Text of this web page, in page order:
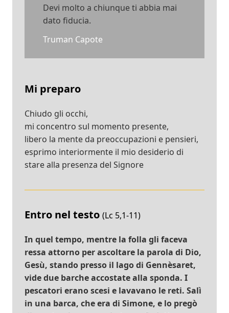
Devi molto a chiunque ti abbia mai
dato fiducia.
Truman Capote
Mi preparo
Chiudo gli occhi,
mi concentro sul momento presente,
libero la mente da preoccupazioni e pensieri,
esprimo interiormente il mio desiderio di
stare alla presenza del Signore
Entro nel testo (Lc 5,1-11)
In quel tempo, mentre la folla gli faceva
ressa attorno per ascoltare la parola di Dio,
Gesù, stando presso il lago di Gennèsaret,
vide due barche accostate alla sponda. I
pescatori erano scesi e lavavano le reti. Salì
in una barca, che era di Simone, e lo pregò